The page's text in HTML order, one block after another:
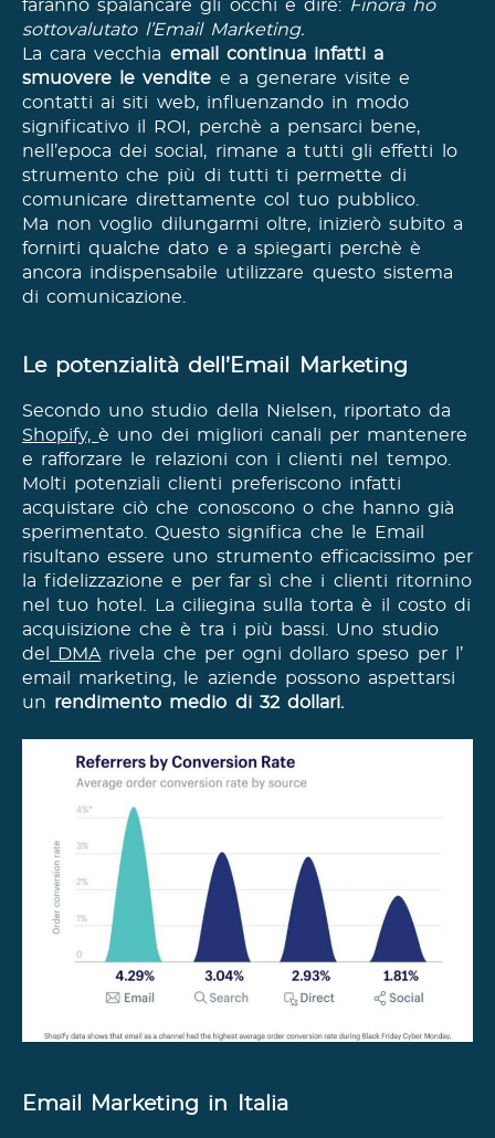
faranno spalancare gli occhi e dire: Finora ho
sottovalutato l’Email Marketing.
La cara vecchia email continua infatti a
smuovere le vendite e a generare visite e
contatti ai siti web, influenzando in modo
significativo il ROI, perchè a pensarci bene,
nell’epoca dei social, rimane a tutti gli effetti lo
strumento che più di tutti ti permette di
comunicare direttamente col tuo pubblico.
Ma non voglio dilungarmi oltre, inizierò subito a
fornirti qualche dato e a spiegarti perchè è
ancora indispensabile utilizzare questo sistema
di comunicazione.
Le potenzialità dell’Email Marketing
Secondo uno studio della Nielsen, riportato da
Shopify,è uno dei migliori canali per mantenere
e rafforzare le relazioni con i clienti nel tempo.
Molti potenziali clienti preferiscono infatti
acquistare ciò che conoscono o che hanno già
sperimentato. Questo significa che le Email
risultano essere uno strumento efficacissimo per
la fidelizzazione e per far sì che i clienti ritornino
nel tuo hotel. La ciliegina sulla torta è il costo di
acquisizione che è tra i più bassi. Uno studio
del
DMArivela che per ogni dollaro speso per l’
email marketing, le aziende possono aspettarsi
un rendimento medio di 32 dollari.
Email Marketing in Italia